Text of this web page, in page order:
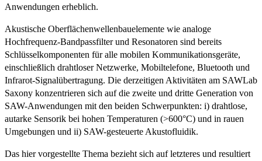
Anwendungen erheblich.
Akustische Oberflächenwellenbauelemente wie analoge
Hochfrequenz-Bandpassfilter und Resonatoren sind bereits
Schlüsselkomponenten für alle mobilen Kommunikationsgeräte,
einschließlich drahtloser Netzwerke, Mobiltelefone, Bluetooth und
Infrarot-Signalübertragung. Die derzeitigen Aktivitäten am SAWLab
Saxony konzentrieren sich auf die zweite und dritte Generation von
SAW-Anwendungen mit den beiden Schwerpunkten: i) drahtlose,
autarke Sensorik bei hohen Temperaturen (>600°C) und in rauen
Umgebungen und ii) SAW-gesteuerte Akustofluidik.
Das hier vorgestellte Thema bezieht sich auf letzteres und resultiert